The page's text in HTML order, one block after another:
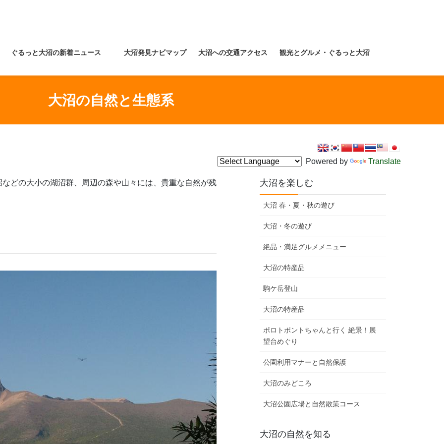
ぐるっと大沼の新着ニュース 大沼発見ナビマップ 大沼への交通アクセス 観光とグルメ・ぐるっと大沼
大沼の自然と生態系
Powered by Translate
どの大小の湖沼群、周辺の森や山々には、貴重な自然が残 大沼を楽しむ
大沼 春・夏・秋の遊び
大沼・冬の遊び
絶品・満足グルメメニュー
大沼の特産品
駒ケ岳登山
大沼の特産品
ポロトポントちゃんと行く 絶景！展
望台めぐり
公園利用マナーと自然保護
大沼のみどころ
大沼公園広場と自然散策コース
大沼の自然を知る